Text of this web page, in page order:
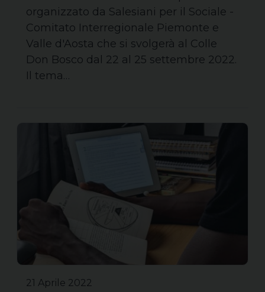
organizzato da Salesiani per il Sociale -
Comitato Interregionale Piemonte e
Valle d'Aosta che si svolgerà al Colle
Don Bosco dal 22 al 25 settembre 2022.
Il tema…
21 Aprile 2022